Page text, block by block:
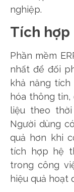
nghiệp.
Tích hợp
Phần mềm
nhất để đối
khả năng
hóa thông
liệu theo
Người dùng
quả hơn khi
tích hợp hệ
trong công
hiệu quả hoạt